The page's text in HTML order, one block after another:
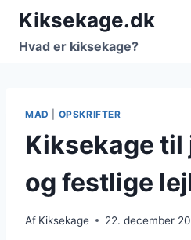
Fortsæt
indhold
Kiksekage.dk
Hvad er kiksekage?
MAD OPSKRIFTER
Kiksekage
og festlige
Af Kiksekage 22. december